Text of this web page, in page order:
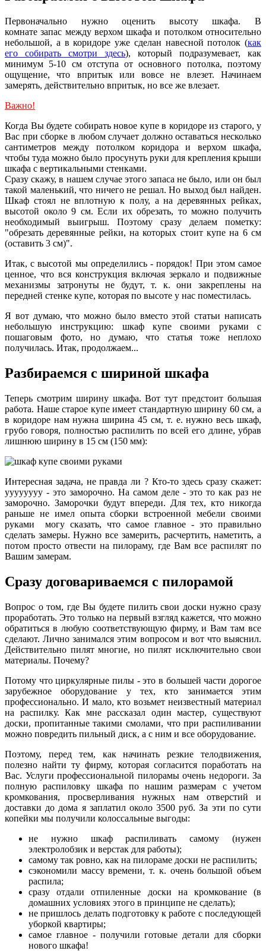
Первоначально нужно оценить высоту шкафа. В
комнате запас между верхом шкафа и потолком относительно
небольшой, а в коридоре уже сделан навесной потолок (как
его собирать смотри здесь), который подразумевает, как
минимум 5-10 см отступа от основного потолка, поэтому
ощущение, что впритык или вовсе не влезет. Начинаем
замерять, действительно впритык, но все же влезает.
Важно!
Когда Вы будете собирать новое купе в коридоре из старого, у
Вас при сборке в любом случает должно оставаться несколько
сантиметров между потолком коридора и верхом шкафа,
чтобы туда можно было просунуть руки для крепления крыши
шкафа с вертикальными стенками.
Сразу скажу, в нашем случае этого запаса не было, или он был
такой маленький, что ничего не решал. Но выход был найден.
Шкаф стоял не вплотную к полу, а на деревянных рейках,
высотой около 9 см. Если их обрезать, то можно получить
необходимый выигрыш. Поэтому сразу делаем пометку:
"обрезать деревянные рейки, на которых стоит купе на 6 см
(оставить 3 см)".
Итак, с высотой мы определились - порядок! При этом самое
ценное, что вся конструкция включая зеркало и подвижные
механизмы затронуты не будут, т. к. они закреплены на
передней стенке купе, которая по высоте у нас поместилась.
Я вот думаю, что можно было вместо этой статьи написать
небольшую инструкцию: шкаф купе своими руками с
пошаговым фото, но думаю, что статья тоже неплохо
получилась. Итак, продолжаем...
Разбираемся с шириной шкафа
Теперь смотрим ширину шкафа. Вот тут предстоит большая
работа. Наше старое купе имеет стандартную ширину 60 см, а
в коридоре нам нужна ширина 45 см, т. е. нужно весь шкаф,
грубо говоря, полностью распилить по всей его длине, убрав
лишнюю ширину в 15 см (150 мм):
Интересная задача, не правда ли ? Кто-то здесь сразу скажет:
уууууууу - это заморочно. На самом деле - это то как раз не
заморочно. Заморочки будут впереди. Для тех, кто никогда
раньше не имел опыта сборкивстроенной мебели своими
руками
могу сказать, что самое главное - это правильно
сделать замеры. Нужно все замерить, расчертить, наметить, а
потом просто отвести на пилораму, где Вам все распилят по
Вашим замерам.
Сразу договариваемся с пилорамой
Вопрос о том, где Вы будете пилить свои доски нужно сразу
проработать. Это только на первый взгляд кажется, что можно
обратиться в любую соответствующую фирму, и Вам там все
сделают. Лично занимался этим вопросом и вот что выяснил.
Действительно пилят многие, но пилят исключительно свои
материалы. Почему?
Потому что циркулярные пилы - это в большей части дорогое
зарубежное оборудование у тех, кто занимается этим
профессионально. И мало, кто возьмет неизвестный материал
на распилку. Как мне рассказал один мастер, существуют
доски, пропитанные такими смолами, что при распиливании
можно повредить пильный диск, а с ним и все оборудование.
Поэтому, перед тем, как начинать резкие телодвижения,
полезно найти ту фирму, которая согласится поработать на
Вас. Услуги профессиональной пилорамы очень недороги. За
полную распиловку шкафа по нашим размерам с учетом
кромкования, просверливания нужных нам отверстий и
доставки до дома я заплатил около 3500 руб. За эти по сути
копейки мы получили колоссальные выгоды:
не нужно шкаф распиливать самому (нужен
электролобзик и верстак для работы);
самому так ровно, как на пилораме доски не распилить;
сэкономили массу времени, т. к. очень большой объем
распила;
сразу отдали отпиленные доски на кромкование (в
домашних условиях этого в принципе не сделать);
не пришлось делать подготовку к работе с последующей
уборкой квартиры;
самое главное - получили готовые детали для сборки
нового шкафа!